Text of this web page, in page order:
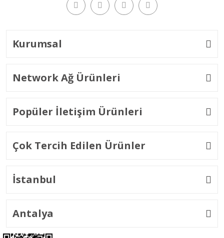
Kurumsal
Network Ağ Ürünleri
Popüler İletişim Ürünleri
Çok Tercih Edilen Ürünler
İstanbul
Antalya